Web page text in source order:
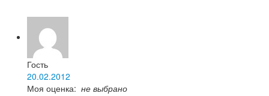
Гость
20.02.2012
Моя оценка: не выбрано